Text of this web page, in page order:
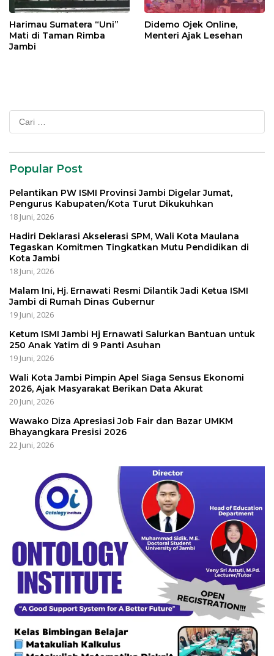
Harimau Sumatera “Uni”
Mati di Taman Rimba
Jambi
Didemo Ojek Online,
Menteri Ajak Lesehan
Cari
untuk:
Popular Post
Pelantikan PW ISMI Provinsi Jambi Digelar Jumat,
Pengurus Kabupaten/Kota Turut Dikukuhkan
18 Juni, 2026
Hadiri Deklarasi Akselerasi SPM, Wali Kota Maulana
Tegaskan Komitmen Tingkatkan Mutu Pendidikan di
Kota Jambi
18 Juni, 2026
Malam Ini, Hj. Ernawati Resmi Dilantik Jadi Ketua ISMI
Jambi di Rumah Dinas Gubernur
19 Juni, 2026
Ketum ISMI Jambi Hj Ernawati Salurkan Bantuan untuk
250 Anak Yatim di 9 Panti Asuhan
19 Juni, 2026
Wali Kota Jambi Pimpin Apel Siaga Sensus Ekonomi
2026, Ajak Masyarakat Berikan Data Akurat
20 Juni, 2026
Wawako Diza Apresiasi Job Fair dan Bazar UMKM
Bhayangkara Presisi 2026
22 Juni, 2026